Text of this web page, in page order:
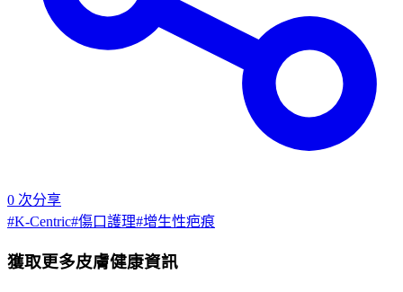
0 次分享
#K-Centric#傷口護理#增生性疤痕
獲取更多皮膚健康資訊